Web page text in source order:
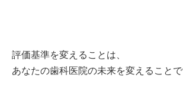
評価基準を変えることは、
あなたの歯科医院の未来を変えることで